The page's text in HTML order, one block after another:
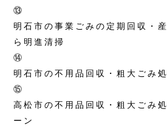
⑬
明石市の事業ごみの定期回収・
ら明進清掃
⑭
明石市の不用品回収・粗大ごみ
⑮
高松市の不用品回収・粗大ごみ
ーン